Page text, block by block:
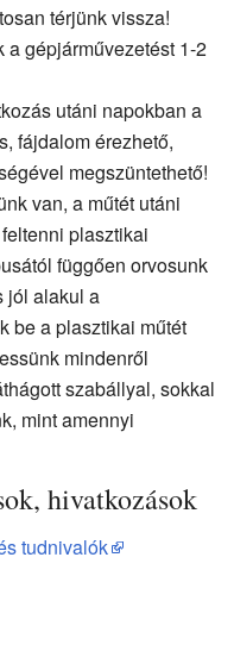
térjünk vissza!
a gépjárművezetést 1-2
utáni napokban a
fájdalom érezhető,
megszüntethető!
van, a műtét utáni
plasztikai
függően orvosunk
jól alakul a
be a plasztikai műtét
mindenről
szabállyal, sokkal
mint amennyi
hivatkozások
tudnivalók